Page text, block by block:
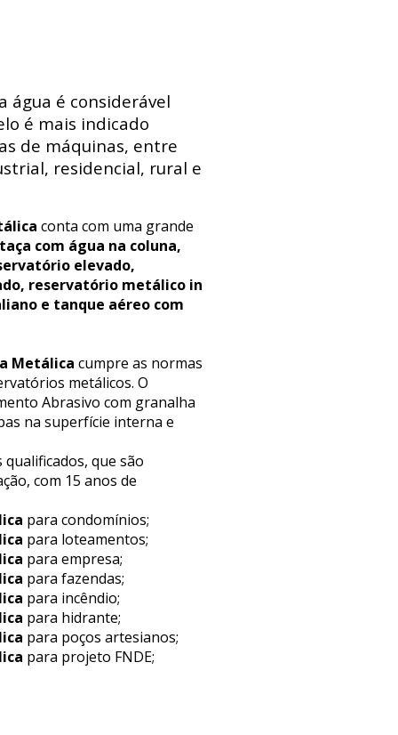
água é considerável
é mais indicado
de máquinas, entre
residencial, rural e
conta com uma grande
com água na coluna,
elevado,
reservatório metálico in
e tanque aéreo com
Metálica cumpre as normas
metálicos. O
Abrasivo com granalha
na superfície interna e
que são
com 15 anos de
para condomínios;
para loteamentos;
para empresa;
para fazendas;
para incêndio;
para hidrante;
para poços artesianos;
para projeto FNDE;